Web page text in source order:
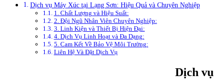
Dịch vụ Máy Xúc tại Lạng Sơn: Hiệu Quả và Chuyên Nghiệp
1. Chất Lượng và Hiệu Suất:
2. Đội Ngũ Nhân Viên Chuyên Nghiệp:
3. Linh Kiện và Thiết Bị Hiện Đại:
4. Dịch Vụ Linh Hoạt và Đa Dạng:
5. Cam Kết Về Bảo Vệ Môi Trường:
Liên Hệ Và Đặt Dịch Vụ
Dịch